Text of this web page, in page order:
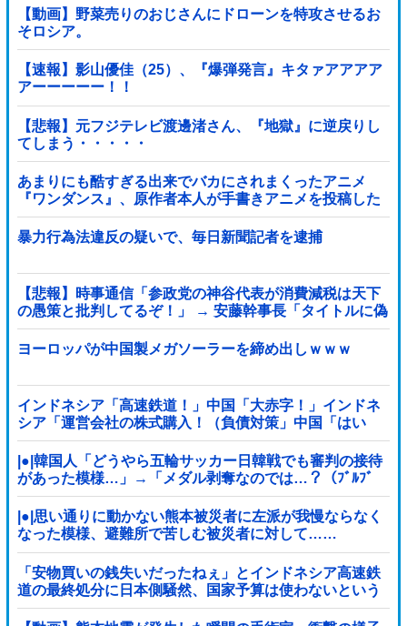
【動画】野菜売りのおじさんにドローンを特攻させるお
そロシア。
【速報】影山優佳（25）、『爆弾発言』キタァアアアア
アーーーーー！！
【悲報】元フジテレビ渡邊渚さん、『地獄』に逆戻りし
てしまう・・・・・
あまりにも酷すぎる出来でバカにされまくったアニメ
『ワンダンス』、原作者本人が手書きアニメを投稿した
結果・・・ｗｗｗｗｗｗ他
暴力行為法違反の疑いで、毎日新聞記者を逮捕
【悲報】時事通信「参政党の神谷代表が消費減税は天下
の愚策と批判してるぞ！」 → 安藤幹事長「タイトルに偽
りあり！『参政党は消費税廃止派、減税派』」ｗｗｗｗ
ｗｗｗｗ
ヨーロッパが中国製メガソーラーを締め出しｗｗｗ
インドネシア「高速鉄道！」中国「大赤字！」インドネ
シア「運営会社の株式購入！（負債対策」中国「はい
（巨額負債」インドネシア「700km延伸計画！（実質中
止」→
|●|韓国人「どうやら五輪サッカー日韓戦でも審判の接待
があった模様…」→「メダル剥奪なのでは…？（ﾌﾞﾙﾌﾞ
ﾙ」＝韓国の反応
|●|思い通りに動かない熊本被災者に左派が我慢ならなく
なった模様、避難所で苦しむ被災者に対して……
「安物買いの銭失いだったねぇ」とインドネシア高速鉄
道の最終処分に日本側騒然、国家予算は使わないという
と何が財源なんだ？